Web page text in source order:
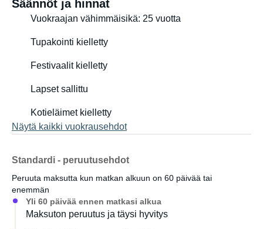
Säännöt ja hinnat
Vuokraajan vähimmäisikä: 25 vuotta
Tupakointi kielletty
Festivaalit kielletty
Lapset sallittu
Kotieläimet kielletty
Näytä kaikki vuokrausehdot
Standardi - peruutusehdot
Peruuta maksutta kun matkan alkuun on 60 päivää tai
enemmän
Yli 60 päivää ennen matkasi alkua
Maksuton peruutus ja täysi hyvitys